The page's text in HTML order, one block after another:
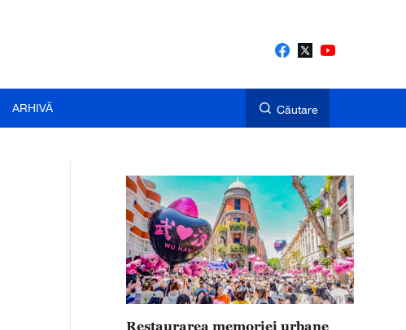
ARHIVĂ Căutare
Restaurarea memoriei urbane